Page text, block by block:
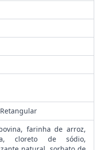
farinha de arroz,
cloreto de sódio,